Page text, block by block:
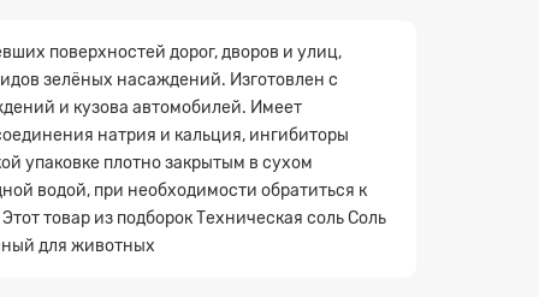
поверхностей дорог, дворов и улиц,
зелёных насаждений. Изготовлен с
и кузова автомобилей. Имеет
натрия и кальция, ингибиторы
упаковке плотно закрытым в сухом
водой, при необходимости обратиться к
товар из подборок Техническая соль Соль
для животных